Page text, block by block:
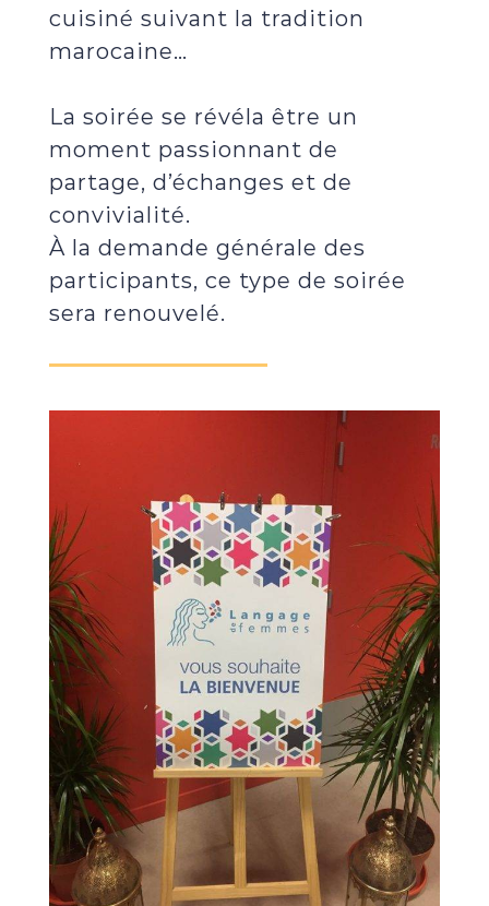
cuisiné suivant la tradition
marocaine…
La soirée se révéla être un
moment passionnant de
partage, d’échanges et de
convivialité.
À la demande générale des
participants, ce type de soirée
sera renouvelé.